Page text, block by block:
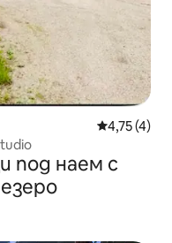
Средна
4,75 (4)
под наем с